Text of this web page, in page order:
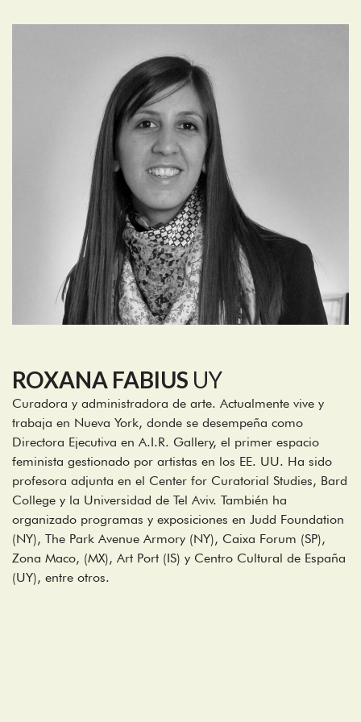
ROXANA FABIUS UY
Curadora y administradora de arte. Actualmente vive y
trabaja en Nueva York, donde se desempeña como
Directora Ejecutiva en A.I.R. Gallery, el primer espacio
feminista gestionado por artistas en los EE. UU. Ha sido
profesora adjunta en el Center for Curatorial Studies, Bard
College y la Universidad de Tel Aviv. También ha
organizado programas y exposiciones en Judd Foundation
(NY), The Park Avenue Armory (NY), Caixa Forum (SP),
Zona Maco, (MX), Art Port (IS) y Centro Cultural de España
(UY), entre otros.